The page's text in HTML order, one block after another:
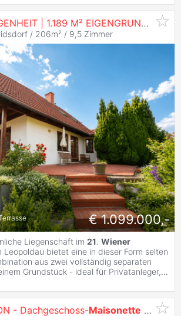
SELTENE GELEGENHEIT | 1.189 M² EIGENGRUND NAHE U1 LEOPOLDAU MIT ZWEI EINFAMILIENHÄUSERN
/ 206m² / 9,5 Zimmer
€ 1.099.000,-
Liegenschaft im 21. Wiener
Leopoldau bietet eine in dieser Form selten
aus zwei vollständig separaten
Grundstück - ideal für Privatanleger,...
- Dachgeschoss-Maisonette